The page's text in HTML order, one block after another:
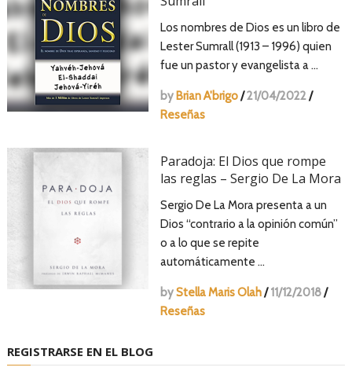
Los nombres de Dios es un libro de
Lester Sumrall (1913 – 1996) quien
fue un pastor y evangelista a …
by Brian A'brigo/21/04/2022/
Reseñas
Paradoja: El Dios que rompe
las reglas – Sergio De La Mora
Sergio De La Mora presenta a un
Dios “contrario a la opinión común”
o a lo que se repite
automáticamente …
byStella Maris Olah/ 11/12/2018/
Reseñas
REGISTRARSE EN EL BLOG